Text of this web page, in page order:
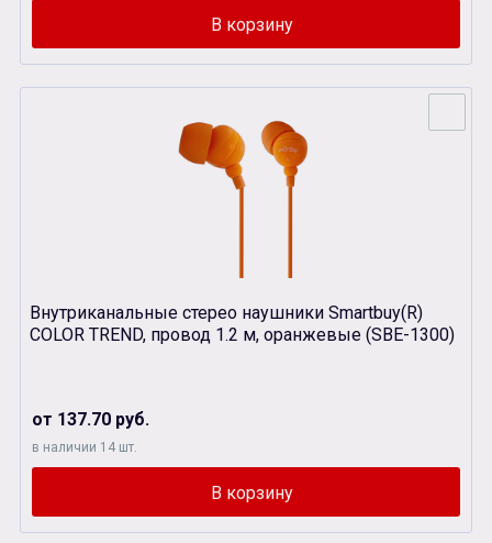
Внутриканальные стерео наушники Smartbuy(R)
COLOR TREND, провод 1.2 м, оранжевые (SBЕ-1300)
от 137.70 руб.
в наличии 14 шт.